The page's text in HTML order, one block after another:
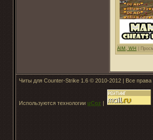
AIM, WH
Читы для Counter-Strike 1.6 © 2010-2012 | Все
Используются технологии uCoz|